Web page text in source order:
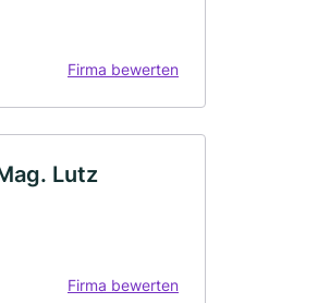
Firma bewerten
Lutz
Firma bewerten